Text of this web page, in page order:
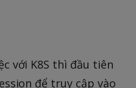
với K8S thì đầu tiên
để truy cập vào